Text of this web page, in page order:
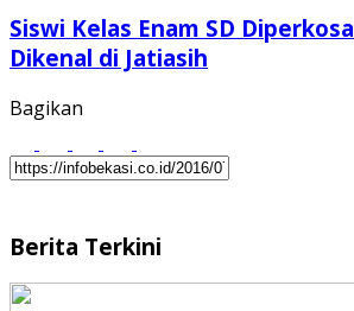
Siswi Kelas Enam SD
Dikenal di Jatiasih
Bagikan
Berita Terkini